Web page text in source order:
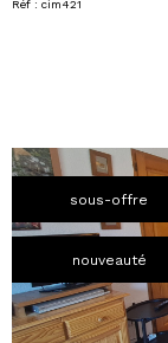
Réf : cim421
sous-offre
nouveauté